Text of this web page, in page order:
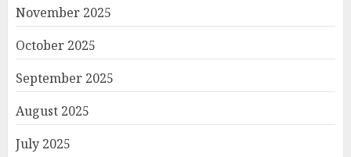
November 2025
October 2025
September 2025
August 2025
July 2025